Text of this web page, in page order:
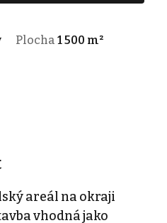
Plocha 1 500 m²
areál na okraji
vhodná jako